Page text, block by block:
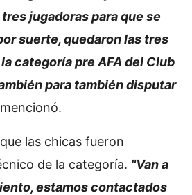
jugadoras para que se
suerte, quedaron las tres
categoría pre AFA del Club
para también disputar
las chicas fueron
de la categoría. "Van a
estamos contactados